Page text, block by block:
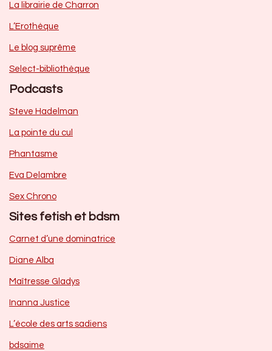
La librairie de Charron
L’Erothèque
Le blog suprême
Select-bibliothèque
Podcasts
Steve Hadelman
La pointe du cul
Phantasme
Eva Delambre
Sex Chrono
Sites fetish et bdsm
Carnet d’une dominatrice
Diane Alba
Maîtresse Gladys
Inanna Justice
L’école des arts sadiens
bdsaime